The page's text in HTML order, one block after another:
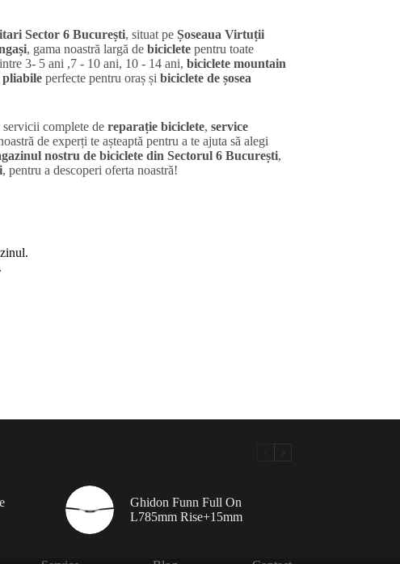
Sector 6 București, situat pe Șoseaua Virtuții
, gama noastră largă de bicicletepentru toate
3- 5 ani ,7 - 10 ani, 10 - 14 ani, biciclete mountain
pliabileperfecte pentru oraș și biciclete de șosea
complete de reparație biciclete, service
de experți te așteaptă pentru a te ajuta să alegi
nostru de biciclete din Sectorul 6 București,
, pentru a descoperi oferta noastră!
Ghidon Funn Full On
L785mm Rise+15mm